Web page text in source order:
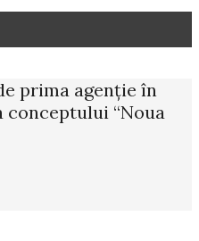
prima agenție în
conceptului “Noua